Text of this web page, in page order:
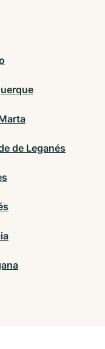
de Leganés